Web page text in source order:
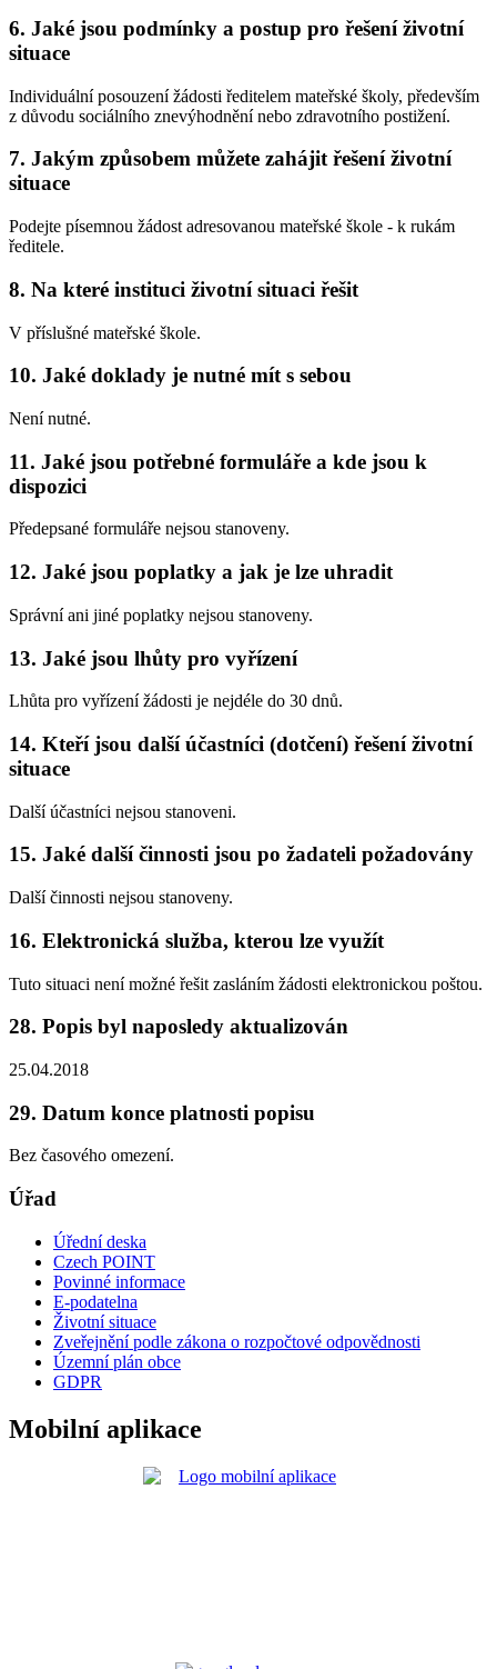
6. Jaké jsou podmínky a postup pro řešení životní
situace
Individuální posouzení žádosti ředitelem mateřské školy, především
z důvodu sociálního znevýhodnění nebo zdravotního postižení.
7. Jakým způsobem můžete zahájit řešení životní
situace
Podejte písemnou žádost adresovanou mateřské škole - k rukám
ředitele.
8. Na které instituci životní situaci řešit
V příslušné mateřské škole.
10. Jaké doklady je nutné mít s sebou
Není nutné.
11. Jaké jsou potřebné formuláře a kde jsou k
dispozici
Předepsané formuláře nejsou stanoveny.
12. Jaké jsou poplatky a jak je lze uhradit
Správní ani jiné poplatky nejsou stanoveny.
13. Jaké jsou lhůty pro vyřízení
Lhůta pro vyřízení žádosti je nejdéle do 30 dnů.
14. Kteří jsou další účastníci (dotčení) řešení životní
situace
Další účastníci nejsou stanoveni.
15. Jaké další činnosti jsou po žadateli požadovány
Další činnosti nejsou stanoveny.
16. Elektronická služba, kterou lze využít
Tuto situaci není možné řešit zasláním žádosti elektronickou poštou.
28. Popis byl naposledy aktualizován
25.04.2018
29. Datum konce platnosti popisu
Bez časového omezení.
Úřad
Úřední deska
Czech POINT
Povinné informace
E-podatelna
Životní situace
Zveřejnění podle zákona o rozpočtové odpovědnosti
Územní plán obce
GDPR
Mobilní aplikace